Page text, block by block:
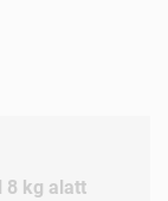
8 kg alatt